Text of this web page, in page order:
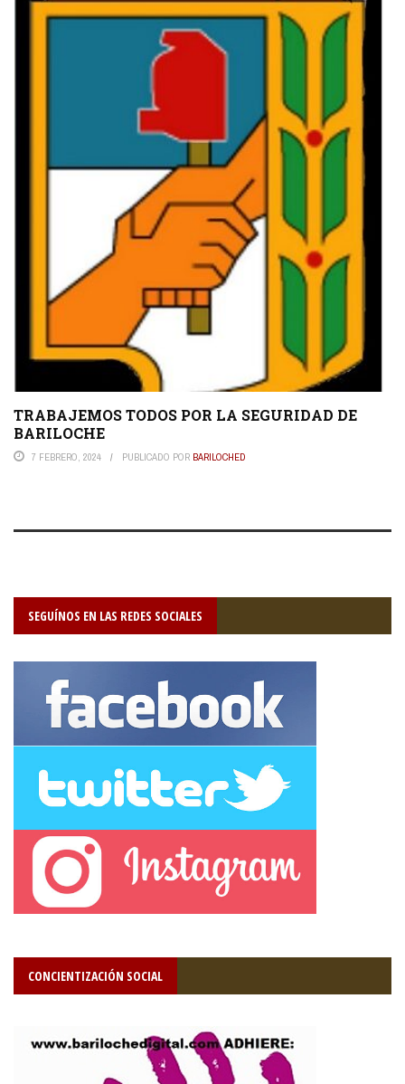
TRABAJEMOS TODOS POR LA SEGURIDAD DE
BARILOCHE
7 FEBRERO, 2024 PUBLICADO POR BARILOCHED
SEGUÍNOS EN LAS REDES SOCIALES
CONCIENTIZACIÓN SOCIAL